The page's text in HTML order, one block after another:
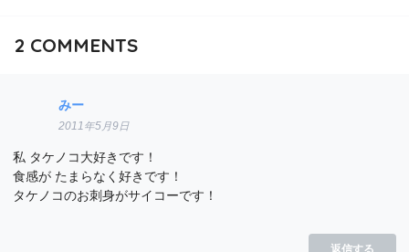
2 COMMENTS
みー
2011年5月9日
私 タケノコ大好きです！
食感が たまらなく好きです！
タケノコのお刺身がサイコーです！